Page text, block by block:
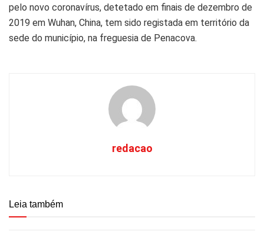
pelo novo coronavírus, detetado em finais de dezembro de
2019 em Wuhan, China, tem sido registada em território da
sede do município, na freguesia de Penacova.
redacao
Leia também